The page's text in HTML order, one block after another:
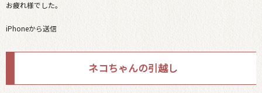
お疲れ様でした。
iPhoneから送信
ネコちゃんの引越し